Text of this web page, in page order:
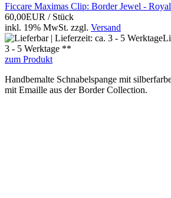
Ficcare Maximas Clip: Border Jewel -
60,00EUR / Stück
inkl. 19% MwSt. zzgl. Versand
3 - 5 Werktage **
zum Produkt
Handbemalte Schnabelspange mit
mit Emaille aus der Border Collection.